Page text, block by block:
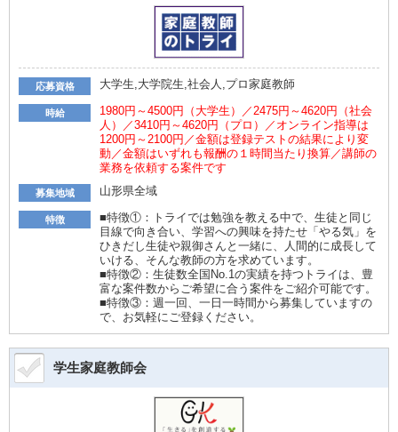
応募資格 大学生,大学院生,社会人,プロ家庭教師
時給
1980円～4500円（大学生）／2475円～4620円（社会
人）／3410円～4620円（プロ）／オンライン指導は
1200円～2100円／金額は登録テストの結果により変
動／金額はいずれも報酬の１時間当たり換算／講師の
業務を依頼する案件です
募集地域 山形県全域
特徴
■特徴①：トライでは勉強を教える中で、生徒と同じ
目線で向き合い、学習への興味を持たせ「やる気」を
ひきだし生徒や親御さんと一緒に、人間的に成長して
いける、そんな教師の方を求めています。
■特徴②：生徒数全国No.1の実績を持つトライは、豊
富な案件数からご希望に合う案件をご紹介可能です。
■特徴③：週一回、一日一時間から募集していますの
で、お気軽にご登録ください。
学生家庭教師会